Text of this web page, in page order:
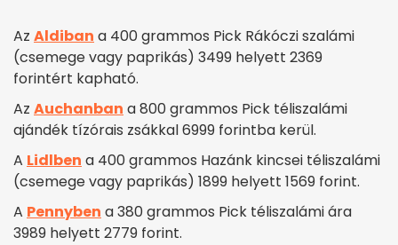
Az Aldiban a 400 grammos Pick Rákóczi szalámi
(csemege vagy paprikás) 3499 helyett 2369
forintért kapható.
Az Auchanban a 800 grammos Pick téliszalámi
ajándék tízórais zsákkal 6999 forintba kerül.
A Lidlben a 400 grammos Hazánk kincsei téliszalámi
(csemege vagy paprikás) 1899 helyett 1569 forint.
A Pennyben a 380 grammos Pick téliszalámi ára
3989 helyett 2779 forint.